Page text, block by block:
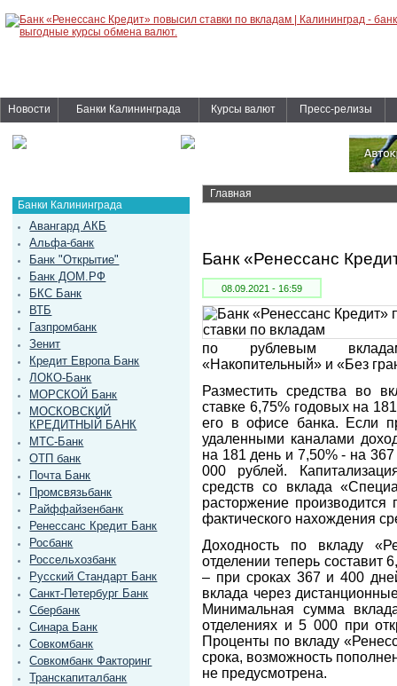
Новости Банки Калининграда Курсы валют Пресс-релизы
Банки Калининграда
Авангард АКБ
Альфа-банк
Банк "Открытие"
Банк ДОМ.РФ
БКС Банк
ВТБ
Газпромбанк
Зенит
Кредит Европа Банк
ЛОКО-Банк
МОРСКОЙ Банк
МОСКОВСКИЙ
КРЕДИТНЫЙ БАНК
МТС-Банк
ОТП банк
Почта Банк
Промсвязьбанк
Райффайзенбанк
Ренессанс Кредит Банк
Росбанк
Россельхозбанк
Русский Стандарт Банк
Санкт-Петербург Банк
Сбербанк
Синара Банк
Совкомбанк
Совкомбанк Факторинг
Транскапиталбанк
Главная
Банк «Ренессанс
08.09.2021 - 16:59
по рублевым
«Накопительный» и «Без
Разместить средства во
ставке 6,75% годовых на
его в офисе банка. Если
удаленными каналами
на 181 день и 7,50% - на
000 рублей.
средств со вклада
расторжение производится
фактического нахождения
Доходность по вкладу
отделении теперь составит
– при сроках 367 и 400
вклада через
Минимальная сумма
отделениях и 5 000 при
Проценты по вкладу
срока, возможность
не предусмотрена.